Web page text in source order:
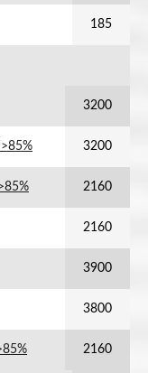
185
3200
3200
2160
2160
3900
3800
2160